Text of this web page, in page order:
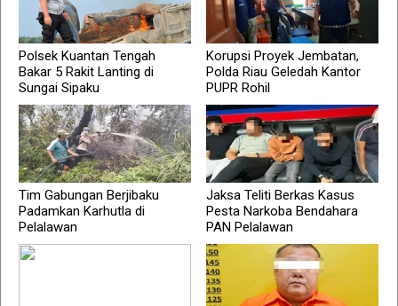
Polsek Kuantan Tengah
Bakar 5 Rakit Lanting di
Sungai Sipaku
Korupsi Proyek Jembatan,
Polda Riau Geledah Kantor
PUPR Rohil
Tim Gabungan Berjibaku
Padamkan Karhutla di
Pelalawan
Jaksa Teliti Berkas Kasus
Pesta Narkoba Bendahara
PAN Pelalawan